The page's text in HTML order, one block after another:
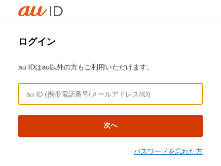
ログイン
au IDはau以外の方もご利用いただけます。
次へ
パスワードを忘れた方